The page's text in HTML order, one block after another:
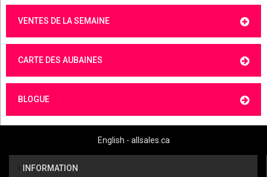
VENTES DE LA SEMAINE
CARTE DES AUBAINES
BLOGUE
English - allsales.ca
INFORMATION